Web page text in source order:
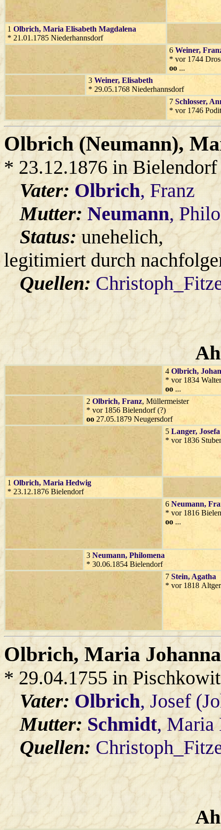
1 Olbrich, Maria Elisabeth Magdalena
* 21.01.1785 Niederhannsdorf
6 Weiner,
* vor 1744
oo ...
3 Weiner, Elisabeth
* 29.05.1768 Niederhannsdorf
7 Schlosser,
* vor 1746
Olbrich (Neumann),
* 23.12.1876 in Bielendorf
Vater:Olbrich, Franz
Mutter:Neumann,
Status:unehelich,
legitimiert durch
Quellen:
4 Olbrich,
* vor 1834
oo ...
2 Olbrich, Franz, Müllermeister
* vor 1856 Bielendorf (?)
oo 27.05.1879 Neugersdorf
5 Langer, Josefa
* vor 1836
1 Olbrich, Maria Hedwig
* 23.12.1876 Bielendorf
6 Neumann,
* vor 1816
oo ...
3 Neumann, Philomena
* 30.06.1854 Bielendorf
7 Stein, Agatha
* vor 1818
Olbrich, Maria
* 29.04.1755 in
Vater:Olbrich, Josef
Mutter:Schmidt, Maria
Quellen: